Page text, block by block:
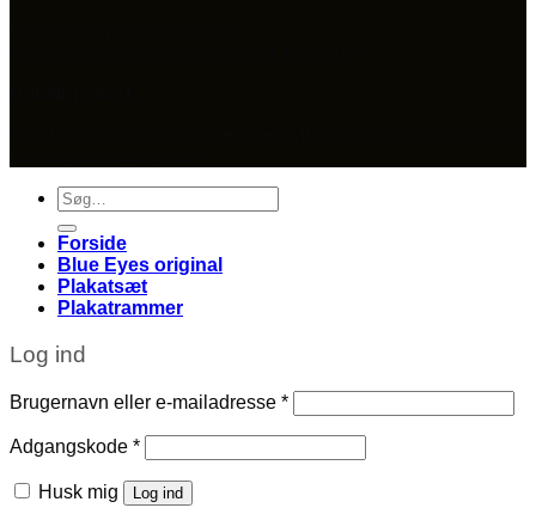
Søg
efter:
Forside
Blue Eyes original
Plakatsæt
Plakatrammer
Log ind
Brugernavn eller e-mailadresse *Påkrævet
Adgangskode *Påkrævet
Husk mig Log ind